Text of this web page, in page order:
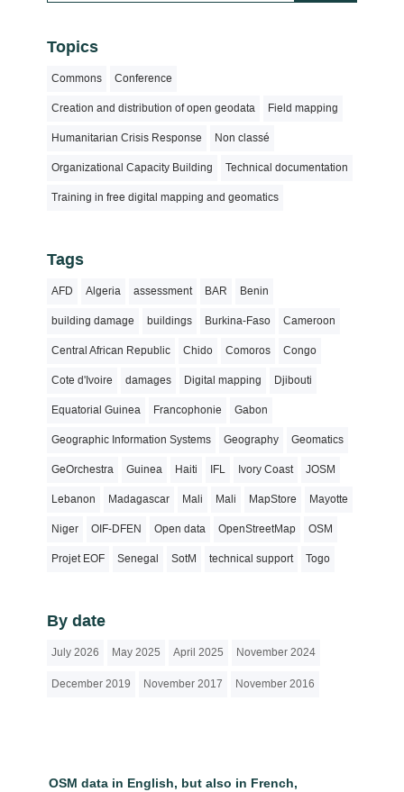
Topics
Commons Conference
Creation and distribution of open geodata Field mapping
Humanitarian Crisis Response Non classé
Organizational Capacity Building Technical documentation
Training in free digital mapping and geomatics
Tags
AFD Algeria assessment BAR Benin
building damage buildings Burkina-Faso Cameroon
Central African Republic Chido Comoros Congo
Cote d'Ivoire damages Digital mapping Djibouti
Equatorial Guinea Francophonie Gabon
Geographic Information Systems Geography Geomatics
GeOrchestra Guinea Haiti IFL Ivory Coast JOSM
Lebanon Madagascar Mali Mali MapStore Mayotte
Niger OIF-DFEN Open data OpenStreetMap OSM
Projet EOF Senegal SotM technical support Togo
By date
July 2026 May 2025 April 2025 November 2024
December 2019 November 2017 November 2016
OSM data in English, but also in French,